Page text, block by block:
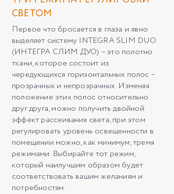
СВЕТОМ
Первое что бросается в глаза и явно
выделяет систему INTEGRA SLIM DUO
(ИНТЕГРА СЛИМ ДУО) – это полотно
ткани, которое состоит из
чередующихся горизонтальных полос –
прозрачных и непрозрачных. Изменяя
положение этих полос относительно
друг друга, можно получить двойной
эффект рассеивания света, при этом
регулировать уровень освещенности в
помещении можно, как минимум, тремя
режимами. Выбирайте тот режим,
который наилучшим образом будет
соответствовать вашим желаниям и
потребностям.